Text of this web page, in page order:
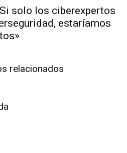
solo los ciberexpertos
estaríamos
relacionados